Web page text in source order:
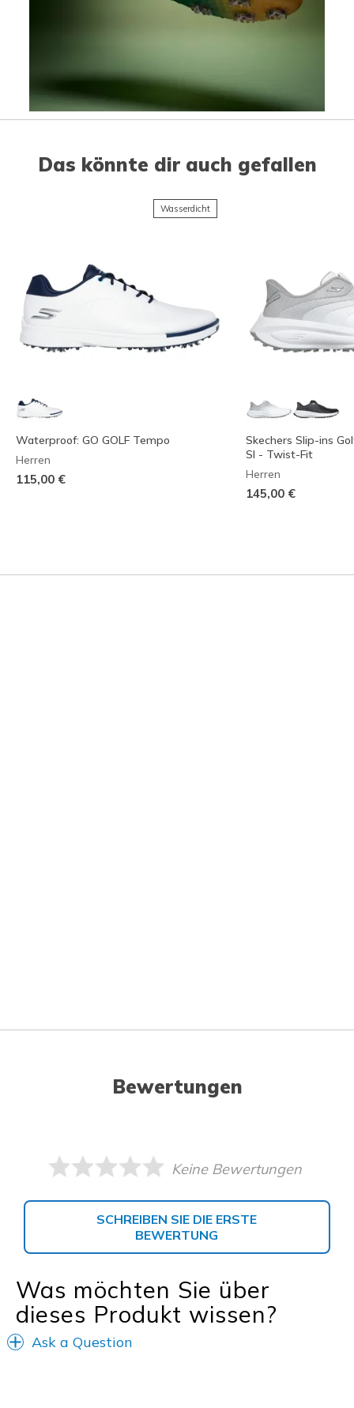
Slidepanel 1 of 1, Showing items 1 to 1 of 1.
Das könnte dir auch gefallen
Wasserdicht
Waterproof: GO GOLF Tempo
Herren
115,00 €
Skechers Slip-ins
SI - Twist-Fit
Herren
145,00 €
Bewertungen
Keine Bewertungen
SCHREIBEN SIE DIE ERSTE
BEWERTUNG
Was möchten Sie über
dieses Produkt wissen?
Ask a Question